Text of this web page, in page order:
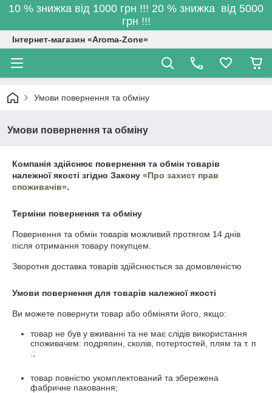
10 % знижка від 1000 грн !!! 20 % знижка від 5000
грн !!!
Інтернет-магазин «Aroma-Zone»
Умови повернення та обміну
Умови повернення та обміну
Компанія здійснює повернення та обмін товарів
належної якості згідно Закону «Про захист прав
споживачів».
Терміни повернення та обміну
Повернення та обмін товарів можливий протягом 14 днів
після отримання товару покупцем.
Зворотня доставка товарів здійснюється за домовленістю
Умови повернення для товарів належної якості
Ви можете повернути товар або обміняти його, якщо:
товар не був у вживанні та не має слідів використання
споживачем: подряпин, сколів, потертостей, плям та т. п
.;
товар повністю укомплектований та збережена
фабричне паковання;